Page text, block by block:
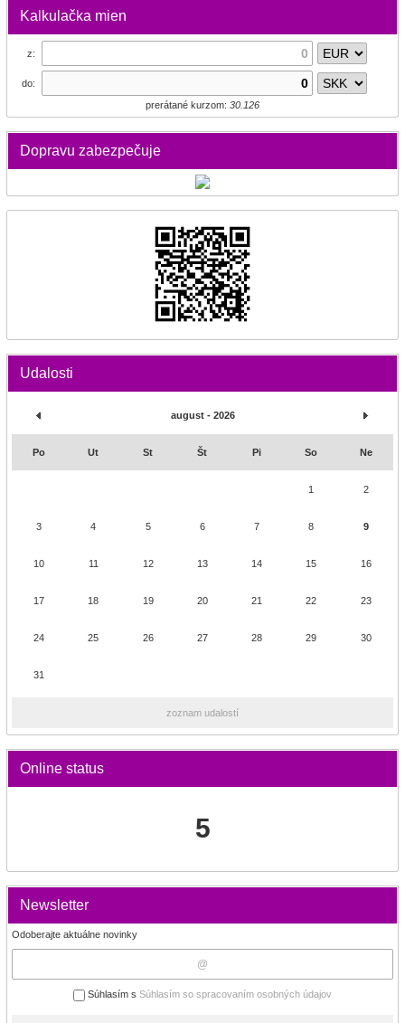
Kalkulačka mien
z:
do:
prerátané kurzom: 30.126
Dopravu zabezpečuje
Udalosti
august - 2026
Po Ut St Št Pi So Ne
1 2
3 4 5 6 7 8 9
10 11 12 13 14 15 16
17 18 19 20 21 22 23
24 25 26 27 28 29 30
31
zoznam udalostí
Online status
5
Newsletter
Odoberajte aktuálne novinky
Súhlasím s Súhlasím so spracovaním osobných údajov